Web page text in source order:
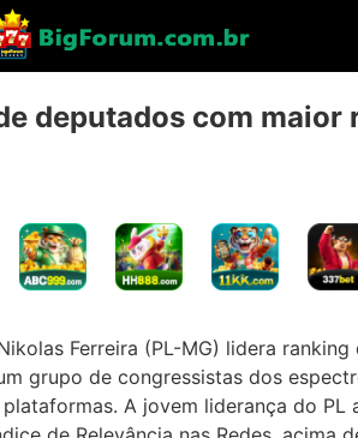
deputados com maior
Ferreira (PL-MG) lidera
grupo de congressistas dos
A jovem liderança do